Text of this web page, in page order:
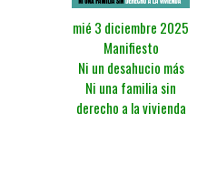
mié 3 diciembre 2025
Manifiesto
Ni un desahucio más
Ni una familia sin
derecho a la vivienda